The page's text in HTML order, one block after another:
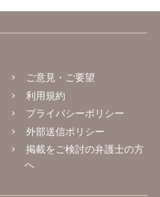
ご意見・ご要望
利用規約
プライバシーポリシー
外部送信ポリシー
掲載をご検討の弁護士の方
へ